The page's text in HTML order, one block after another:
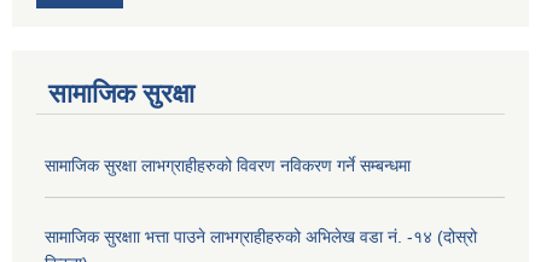
सामाजिक सुरक्षा
सामाजिक सुरक्षा लाभग्राहीहरुको विवरण नविकरण गर्ने सम्बन्धमा
सामाजिक सुरक्षाा भत्ता पाउने लाभग्राहीहरुको अभिलेख वडा नं. -१४ (दोस्रो